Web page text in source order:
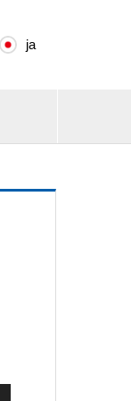
ja